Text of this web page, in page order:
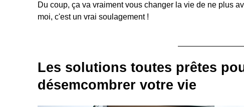
Du coup, ça va vraiment vous changer la vie de ne plus
moi, c'est un vrai soulagement !
Les solutions toutes prêtes
désemcombrer votre vie